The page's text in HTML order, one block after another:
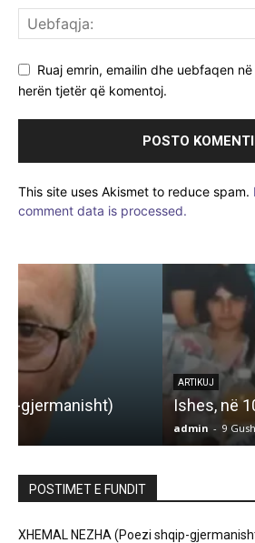
Ruaj emrin, emailin dhe uebfaqen
herën tjetër që komentoj.
This site uses Akismet to reduce spam.
comment data is processed.
Ishes, në 10-vjetorin e
POSTIMET E FUNDIT
XHEMAL NEZHA (Poezi shqip-